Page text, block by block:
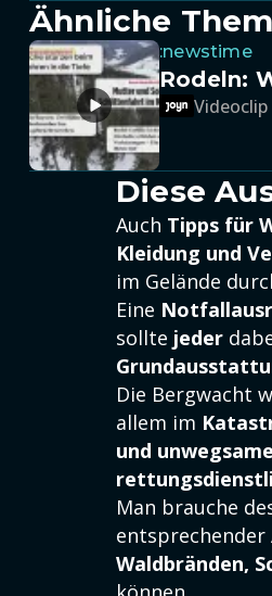
Ähnliche
:newstime
Rodeln:
Videoclip
Diese
Auch Tipps für
Kleidung und
im Gelände
Eine
sollte jeder
Die Bergwacht
allem im
und
Man brauche
entsprechender
Waldbränden,